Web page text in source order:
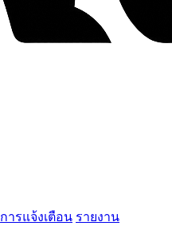
การแจ้งเตือน รายงาน